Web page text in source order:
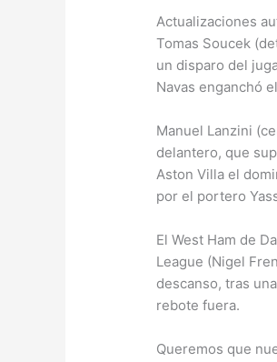
Actualizaciones
Tomas Soucek
un disparo del
Navas enganchó
Manuel Lanzini
delantero, que
Aston Villa el
por el portero
El West Ham de
League (Nigel
descanso, tras
rebote fuera.
Queremos que